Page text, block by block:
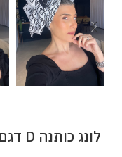
לונג כותנה D דגם A11